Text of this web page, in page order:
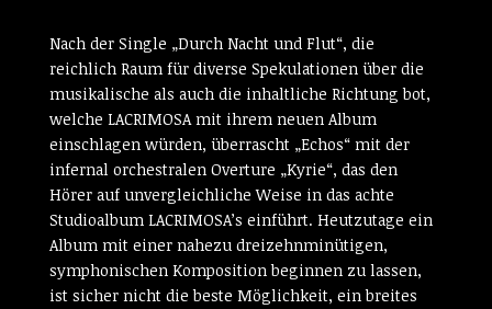
Nach der Single „Durch Nacht und Flut“, die
reichlich Raum für diverse Spekulationen über die
musikalische als auch die inhaltliche Richtung bot,
welche LACRIMOSA mit ihrem neuen Album
einschlagen würden, überrascht „Echos“ mit der
infernal orchestralen Overture „Kyrie“, das den
Hörer auf unvergleichliche Weise in das achte
Studioalbum LACRIMOSA’s einführt. Heutzutage ein
Album mit einer nahezu dreizehnminütigen,
symphonischen Komposition beginnen zu lassen,
ist sicher nicht die beste Möglichkeit, ein breites